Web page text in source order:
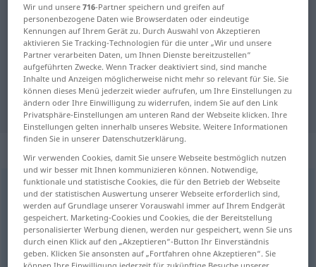
Deutsch-Tschechisch Übersetzung
für "Betrachter"
"Betrachter" Tschechisch
Übersetzung
„Betrachter“ : maskulin
Betrachterm < -s;Betrachter>
Übersicht aller Übersetzungen
(Für mehr Details die Übersetzung anklicken/antippen)
pozorovatel
Wir und unsere716-Partner speichern und greifen auf
personenbezogene Daten wie Browserdaten oder eindeutige
Kennungen auf Ihrem Gerät zu. Durch Auswahl von Akzeptieren
aktivieren Sie Tracking-Technologien für die unter „Wir und unsere
Partner verarbeiten Daten, um Ihnen Dienste bereitzustellen“
aufgeführten Zwecke. Wenn Tracker deaktiviert sind, sind manche
Inhalte und Anzeigen möglicherweise nicht mehr so relevant für Sie. Sie
können dieses Menü jederzeit wieder aufrufen, um Ihre Einstellungen zu
ändern oder Ihre Einwilligung zu widerrufen, indem Sie auf den Link
Privatsphäre-Einstellungen am unteren Rand der Webseite klicken. Ihre
Einstellungen gelten innerhalb unseres Website. Weitere Informationen
finden Sie in unserer Datenschutzerklärung.
Wir verwenden Cookies, damit Sie unsere Webseite bestmöglich nutzen
und wir besser mit Ihnen kommunizieren können. Notwendige,
funktionale und statistische Cookies, die für den Betrieb der Webseite
und der statistischen Auswertung unserer Webseite erforderlich sind,
werden auf Grundlage unserer Vorauswahl immer auf Ihrem Endgerät
gespeichert. Marketing-Cookies und Cookies, die der Bereitstellung
personalisierter Werbung dienen, werden nur gespeichert, wenn Sie uns
durch einen Klick auf den „Akzeptieren“-Button Ihr Einverständnis
geben. Klicken Sie ansonsten auf „Fortfahren ohne Akzeptieren“. Sie